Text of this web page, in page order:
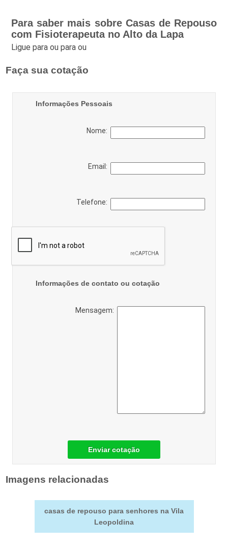
Para saber mais sobre Casas de Repouso
com Fisioterapeuta no Alto da Lapa
Ligue paraou paraou
Faça sua cotação
Informações Pessoais
Nome:
Email:
Telefone:
Informações de contato ou cotação
Mensagem:
Enviar cotação
Imagens relacionadas
casas de repouso para senhores na Vila
Leopoldina